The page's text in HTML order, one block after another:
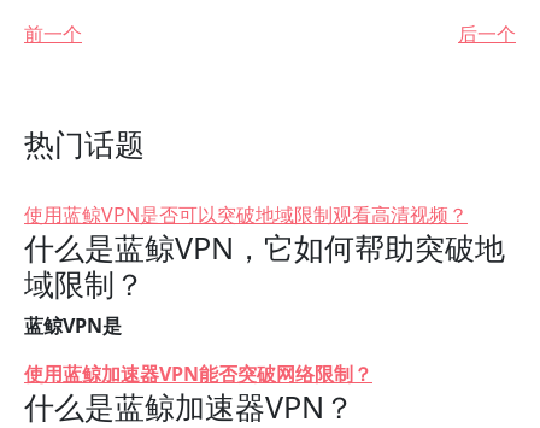
前一个
后一个
热门话题
使用蓝鲸VPN是否可以突破地域限制观看高清视频？
什么是蓝鲸VPN，它如何帮助突破地
域限制？
蓝鲸VPN是
使用蓝鲸加速器VPN能否突破网络限制？
什么是蓝鲸加速器VPN？